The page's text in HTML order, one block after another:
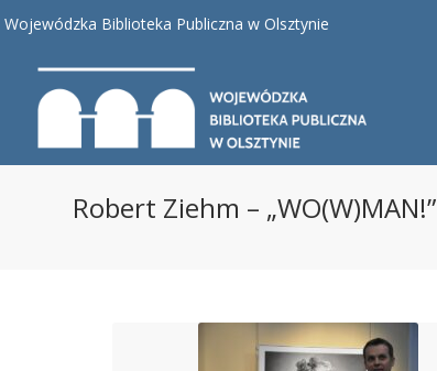
Wojewódzka Biblioteka Publiczna w Olsztynie
Robert Ziehm – „WO(W)MAN!”